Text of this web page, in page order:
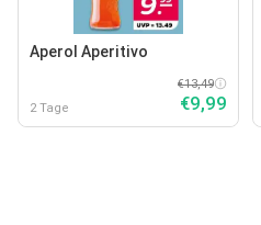
Aperol Aperitivo
2 Tage
€13,49
€9,99